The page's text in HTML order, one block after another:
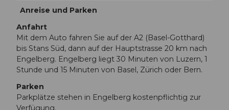
Anreise und Parken
Anfahrt
Mit dem Auto fahren Sie auf der A2 (Basel-Gotthard)
bis Stans Süd, dann auf der Hauptstrasse 20 km nach
Engelberg. Engelberg liegt 30 Minuten von Luzern, 1
Stunde und 15 Minuten von Basel, Zürich oder Bern.
Parken
Parkplätze stehen in Engelberg kostenpflichtig zur
Verfügung.